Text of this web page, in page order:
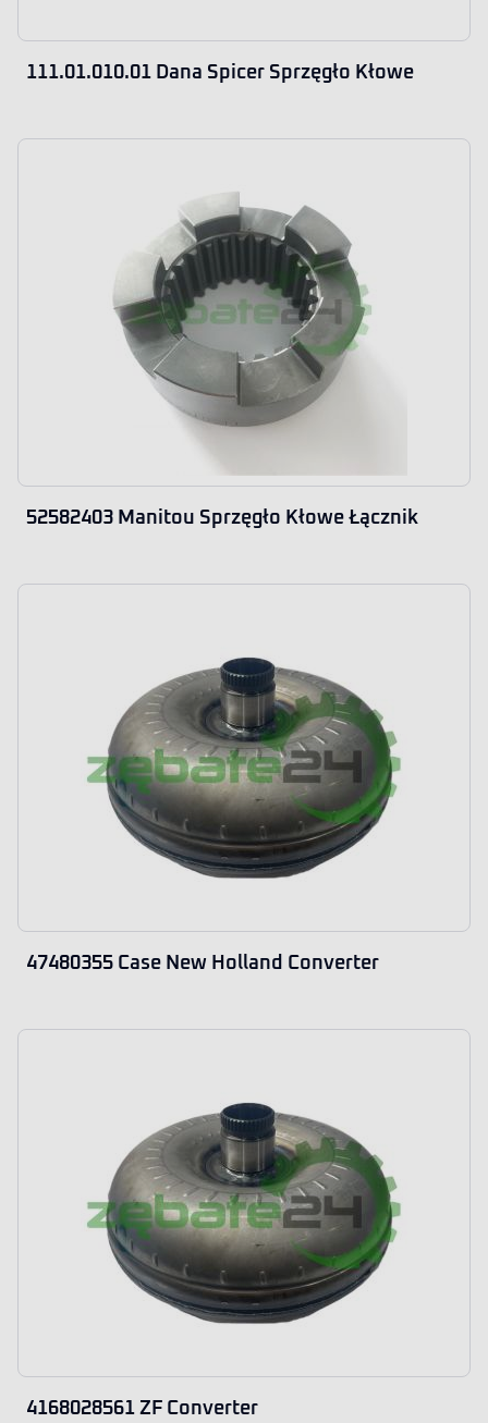
111.01.010.01 Dana Spicer Sprzęgło Kłowe
52582403 Manitou Sprzęgło Kłowe Łącznik
47480355 Case New Holland Converter
4168028561 ZF Converter